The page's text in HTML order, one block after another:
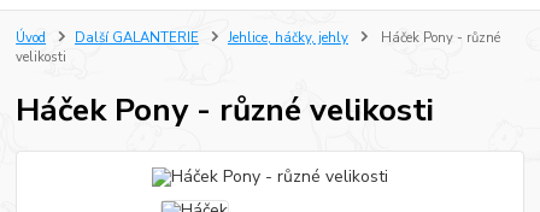
Úvod Další GALANTERIE Jehlice, háčky, jehly
Háček Pony - různé
velikosti
Háček Pony - různé velikosti